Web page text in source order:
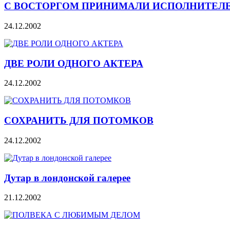
С ВОСТОРГОМ ПРИНИМАЛИ
24.12.2002
ДВЕ РОЛИ ОДНОГО АКТЕРА
24.12.2002
СОХРАНИТЬ ДЛЯ ПОТОМКОВ
24.12.2002
Дутар в лондонской галерее
21.12.2002